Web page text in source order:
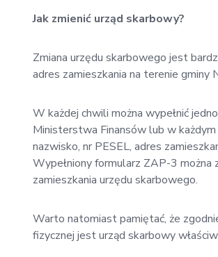
Jak zmienić urząd skarbowy?
Zmiana urzędu skarbowego jest
adres zamieszkania na terenie gminy
W każdej chwili można wypełnić
Ministerstwa Finansów lub w
nazwisko, nr PESEL, adres
Wypełniony formularz ZAP-3 można
zamieszkania urzędu skarbowego.
Warto natomiast pamiętać, że
fizycznej jest urząd skarbowy